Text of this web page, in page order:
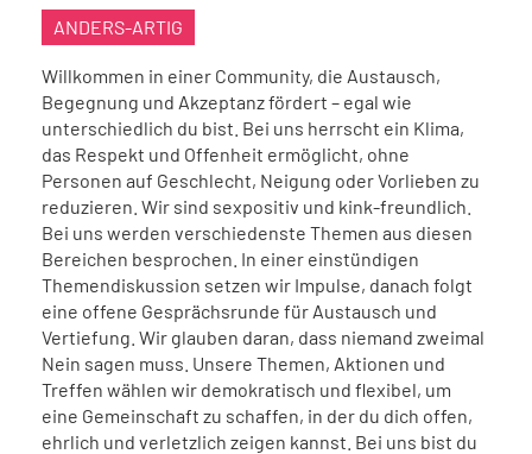
ANDERS-ARTIG
Willkommen in einer Community, die Austausch,
Begegnung und Akzeptanz fördert – egal wie
unterschiedlich du bist. Bei uns herrscht ein Klima,
das Respekt und Offenheit ermöglicht, ohne
Personen auf Geschlecht, Neigung oder Vorlieben zu
reduzieren. Wir sind sexpositiv und kink-freundlich.
Bei uns werden verschiedenste Themen aus diesen
Bereichen besprochen. In einer einstündigen
Themendiskussion setzen wir Impulse, danach folgt
eine offene Gesprächsrunde für Austausch und
Vertiefung. Wir glauben daran, dass niemand zweimal
Nein sagen muss. Unsere Themen, Aktionen und
Treffen wählen wir demokratisch und flexibel, um
eine Gemeinschaft zu schaffen, in der du dich offen,
ehrlich und verletzlich zeigen kannst. Bei uns bist du